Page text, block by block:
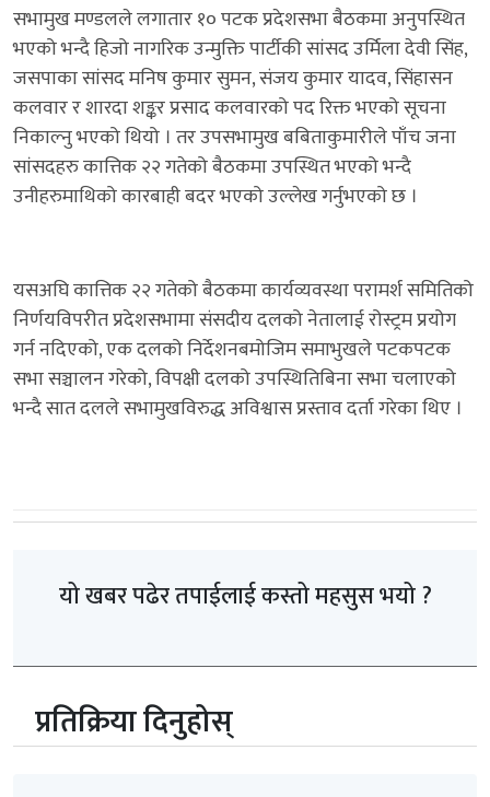
सभामुख मण्डलले लगातार १० पटक प्रदेशसभा बैठकमा अनुपस्थित
भएको भन्दै हिजो नागरिक उन्मुक्ति पार्टीकी सांसद उर्मिला देवी सिंह,
जसपाका सांसद मनिष कुमार सुमन, संजय कुमार यादव, सिंहासन
कलवार र शारदा शङ्कर प्रसाद कलवारको पद रिक्त भएको सूचना
निकाल्नु भएको थियो । तर उपसभामुख बबिताकुमारीले पाँच जना
सांसदहरु कात्तिक २२ गतेको बैठकमा उपस्थित भएको भन्दै
उनीहरुमाथिको कारबाही बदर भएको उल्लेख गर्नुभएको छ ।
यसअघि कात्तिक २२ गतेको बैठकमा कार्यव्यवस्था परामर्श समितिको
निर्णयविपरीत प्रदेशसभामा संसदीय दलको नेतालाई रोस्ट्रम प्रयोग
गर्न नदिएको, एक दलको निर्देशनबमोजिम समाभुखले पटकपटक
सभा सञ्चालन गरेको, विपक्षी दलको उपस्थितिबिना सभा चलाएको
भन्दै सात दलले सभामुखविरुद्ध अविश्वास प्रस्ताव दर्ता गरेका थिए ।
यो खबर पढेर तपाईलाई कस्तो महसुस भयो ?
प्रतिक्रिया दिनुहोस्